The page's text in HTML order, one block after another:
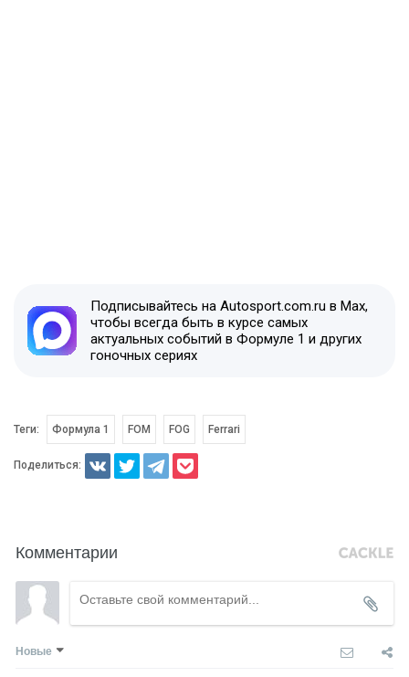
Подписывайтесь на Autosport.com.ru в Max,
чтобы всегда быть в курсе самых
актуальных событий в Формуле 1 и других
гоночных сериях
Теги: Формула 1 FOM FOG Ferrari
Поделиться:
Комментарии
Новые